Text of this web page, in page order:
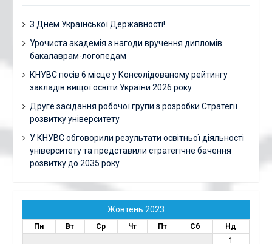
З Днем Української Державності!
Урочиста академія з нагоди вручення дипломів
бакалаврам-логопедам
КНУВС посів 6 місце у Консолідованому рейтингу
закладів вищої освіти України 2026 року
Друге засідання робочої групи з розробки Стратегії
розвитку університету
У КНУВС обговорили результати освітньої діяльності
університету та представили стратегічне бачення
розвитку до 2035 року
Жовтень 2023
Пн Вт Ср Чт Пт Сб
Нд
1